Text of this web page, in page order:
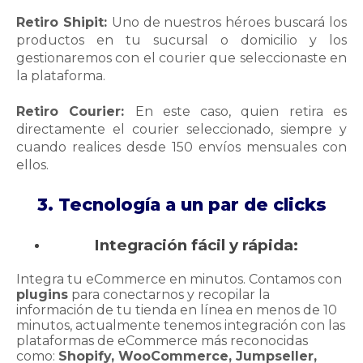
Retiro Shipit: Uno de nuestros héroes buscará los
productos en tu sucursal o domicilio y los
gestionaremos con el courier que seleccionaste en
la plataforma.
Retiro Courier: En este caso, quien retira es
directamente el courier seleccionado, siempre y
cuando realices desde 150 envíos mensuales con
ellos.
3. Tecnología a un par de clicks
Integración fácil y rápida:
Integra tu eCommerce en minutos. Contamos con
plugins para conectarnos y recopilar la
información de tu tienda en línea en menos de 10
minutos, actualmente tenemos integración con las
plataformas de eCommerce más reconocidas
como: Shopify, WooCommerce, Jumpseller,